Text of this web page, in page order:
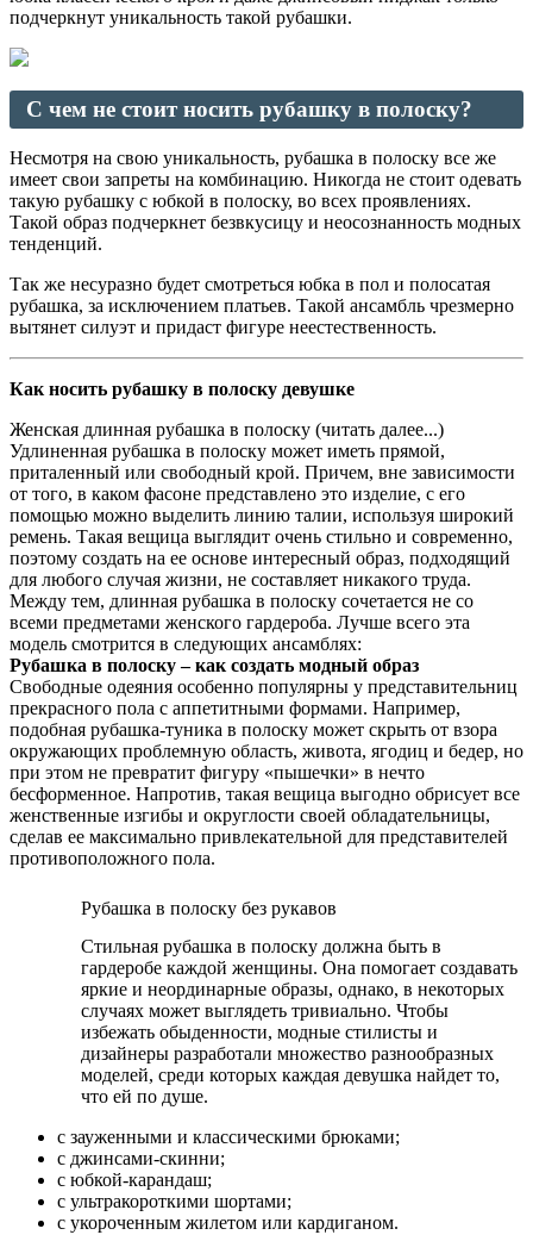
подчеркнут уникальность такой рубашки.
С чем не стоит носить рубашку в полоску?
Несмотря на свою уникальность, рубашка в полоску все же
имеет свои запреты на комбинацию. Никогда не стоит одевать
такую рубашку с юбкой в полоску, во всех проявлениях.
Такой образ подчеркнет безвкусицу и неосознанность модных
тенденций.
Так же несуразно будет смотреться юбка в пол и полосатая
рубашка, за исключением платьев. Такой ансамбль чрезмерно
вытянет силуэт и придаст фигуре неестественность.
Как носить рубашку в полоску девушке
Женская длинная рубашка в полоску (читать далее...)
Удлиненная рубашка в полоску может иметь прямой,
приталенный или свободный крой. Причем, вне зависимости
от того, в каком фасоне представлено это изделие, с его
помощью можно выделить линию талии, используя широкий
ремень. Такая вещица выглядит очень стильно и современно,
поэтому создать на ее основе интересный образ, подходящий
для любого случая жизни, не составляет никакого труда.
Между тем, длинная рубашка в полоску сочетается не со
всеми предметами женского гардероба. Лучше всего эта
модель смотрится в следующих ансамблях:
Рубашка в полоску – как создать модный образ
Свободные одеяния особенно популярны у представительниц
прекрасного пола с аппетитными формами. Например,
подобная рубашка-туника в полоску может скрыть от взора
окружающих проблемную область, живота, ягодиц и бедер, но
при этом не превратит фигуру «пышечки» в нечто
бесформенное. Напротив, такая вещица выгодно обрисует все
женственные изгибы и округлости своей обладательницы,
сделав ее максимально привлекательной для представителей
противоположного пола.
Рубашка в полоску без рукавов
Стильная рубашка в полоску должна быть в
гардеробе каждой женщины. Она помогает создавать
яркие и неординарные образы, однако, в некоторых
случаях может выглядеть тривиально. Чтобы
избежать обыденности, модные стилисты и
дизайнеры разработали множество разнообразных
моделей, среди которых каждая девушка найдет то,
что ей по душе.
с зауженными и классическими брюками;
с джинсами-скинни;
с юбкой-карандаш;
с ультракороткими шортами;
с укороченным жилетом или кардиганом.